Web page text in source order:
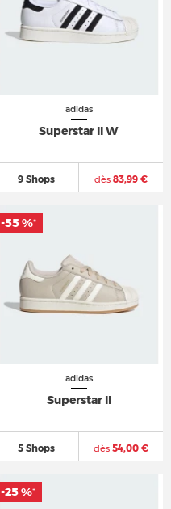
adidas
Superstar II W
9 Shops dès83,99 €
adidas
Superstar II
5 Shops dès54,00 €
-55 %*
-25 %*